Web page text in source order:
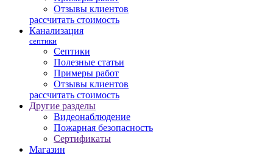
Отзывы клиентов
рассчитать стоимость
Канализация
септики
Септики
Полезные статьи
Примеры работ
Отзывы клиентов
рассчитать стоимость
Другие разделы
Видеонаблюдение
Пожарная безопасность
Сертификаты
Магазин